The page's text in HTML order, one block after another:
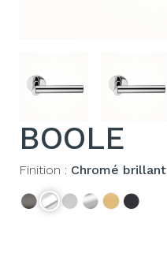
BOOLE
Finition : Chromé brillant